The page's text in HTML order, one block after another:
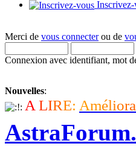
Inscrivez-
Merci de vous connecterou de
Connexion avec identifiant, mot
Nouvelles:
A LIRE: Améliora